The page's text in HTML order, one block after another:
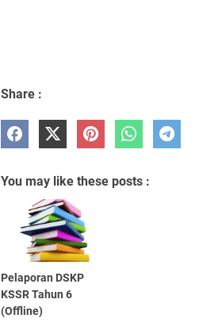
Share :
You may like these posts :
Pelaporan DSKP
KSSR Tahun 6
(Offline)